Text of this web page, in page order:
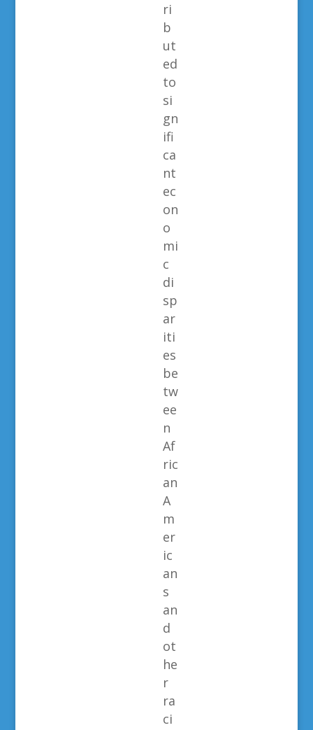
ri
b
ut
ed
to
si
gn
ifi
ca
nt
ec
on
o
mi
c
di
sp
ar
iti
es
be
tw
ee
n
Af
ric
an
A
m
er
ic
an
s
an
d
ot
he
r
ra
ci